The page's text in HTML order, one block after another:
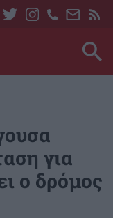
για
ο δρόμος